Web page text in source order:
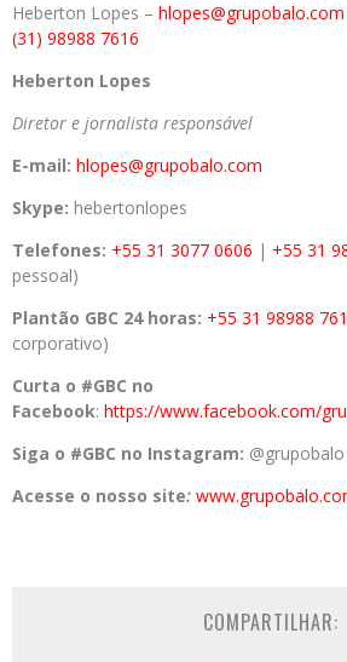
Heberton Lopes – hlopes@grupobalo.com
(31) 98988 7616
Heberton Lopes
Diretor e jornalista responsável
E-mail: hlopes@grupobalo.com
Skype: hebertonlopes
Telefones: +55 31 3077 0606 | +55 31
pessoal)
Plantão GBC 24 horas: +55 31 98988
corporativo)
Curta o #GBC no
Facebook: https://www.facebook.com/
Siga o #GBC no Instagram: @grupobalo
Acesse o nosso site:
COMPARTILHAR: